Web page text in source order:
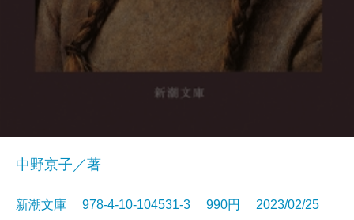
中野京子／著
新潮文庫 978-4-10-104531-3 990円 2023/02/25